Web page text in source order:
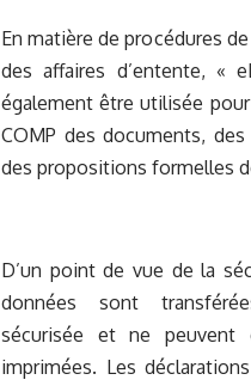
En matière de procédures
des affaires d’entente, «
également être utilisée
COMP des documents,
des propositions formelles
D’un point de vue de la
données sont
sécurisée et ne peuvent
imprimées. Les